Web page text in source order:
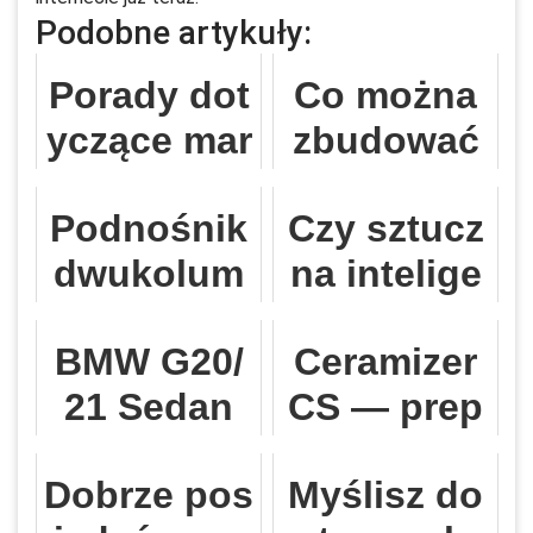
Podobne artykuły:
Porady dot
yczące mar
bilnego, kt
óre mogą u
żdy biznes
plan
Co można
zbudować
wowych?
Podnośnik
dwukolum
chodowy:
Niezbędne
la warsztat
Czy sztucz
na intelige
zastąpić co
pywriterów
rzy?
BMW G20/
21 Sedan
Ceramizer
CS — prep
racyjny do
Dobrze pos
Myślisz do